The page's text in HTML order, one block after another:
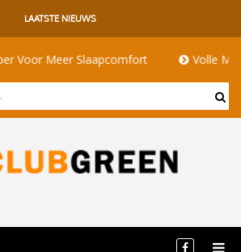
LAATSTE NIEUWS
Meer Slaapcomfort Volle Maan